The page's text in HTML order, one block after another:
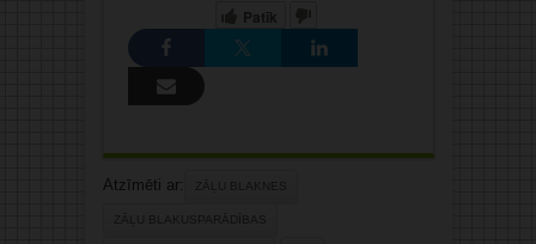
Patīk
Atzīmēti ar: ZĀĻU BLAKNES
ZĀĻU BLAKUSPARĀDĪBAS